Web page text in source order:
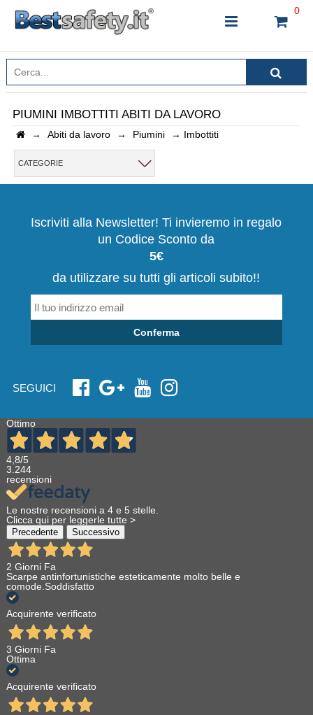
0
INSERISCI IL NOME DEL PRODOTTO CHE STAI
CERCANDO
CHIUDI RICERCA
PIUMINI IMBOTTITI ABITI DA LAVORO
→ Abiti da lavoro → Piumini → Imbottiti
CATEGORIE
Iscriviti alla Newsletter! Ti invieremo in regalo
un Codice Sconto da
5€
da utilizzare su tutti gli articoli subito!!
Conferma
SEGUICI
Ottimo
4,8/5
3.244
recensioni
Le nostre recensioni a 4 e 5 stelle.
Clicca qui per leggerle tutte >
Precedente Successivo
2 Giorni Fa
Scarpe antinfortunistiche esteticamente molto belle e
comode.Soddisfatto
Acquirente verificato
3 Giorni Fa
Ottima
Acquirente verificato